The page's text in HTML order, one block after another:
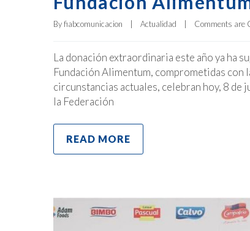
By fiabcomunicacion Actualidad Comments are
La donación extraordinaria este año ya ha
Fundación Alimentum, comprometidas con
circunstancias actuales, celebran hoy, 8
la Federación
READ MORE